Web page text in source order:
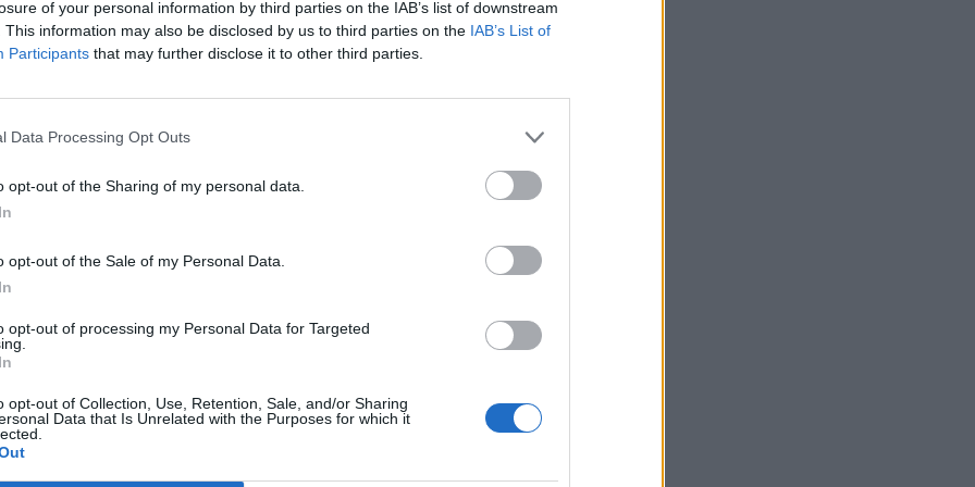
of your personal information by third parties on the IAB’s list of downstream
This information may also be disclosed by us to third parties on the IAB’s List of
Participants that may further disclose it to other third parties.
Data Processing Opt Outs
opt-out of the Sharing of my personal data.
opt-out of the Sale of my Personal Data.
opt-out of processing my Personal Data for Targeted
opt-out of Collection, Use, Retention, Sale, and/or Sharing
Data that Is Unrelated with the Purposes for which it
meg a Cnbc.
vállalkozások 2026A magyar gazdasági és finanszírozási környezet jelentős
az előttük álló gazdasági és működési kihívások...
portfolio.hu hírarchívumához tartozik, melynek olvasása előfizetéses
cikkarchívum
elmúlt 2 év napon belüli
Előfizetés